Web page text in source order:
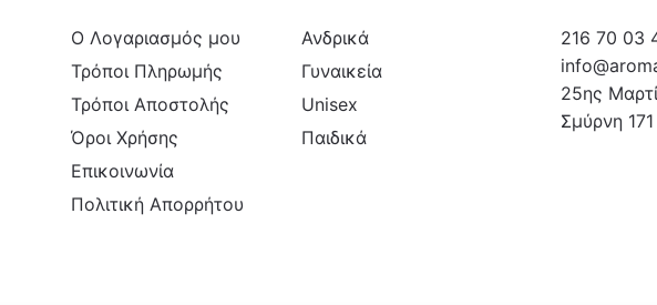
επιλεγούν
σελίδα
προϊόντος
επιλεγούν
στη
σελίδα
του
Ο Λογαριασμός μου
Τρόποι Πληρωμής
Τρόποι Αποστολής
Όροι Χρήσης
Επικοινωνία
Πολιτική Απορρήτου
Ανδρικά
Γυναικεία
Unisex
Παιδικά
216 70 03
25ης
Σμύρνη 171